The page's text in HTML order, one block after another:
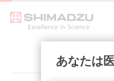
あなたは